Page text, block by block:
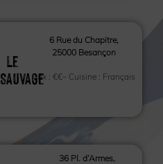
Le
Sauvage
6 Rue du Chapitre,
25000 Besançon
Prix :€€– Cuisine : Français
36 Pl. d’Armes,